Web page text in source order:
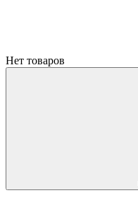
Нет товаров